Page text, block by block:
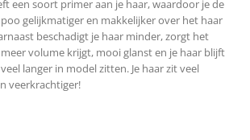
een soort primer aan je haar, waardoor je de
gelijkmatiger en makkelijker over het haar
beschadigt je haar minder, zorgt het
volume krijgt, mooi glanst en je haar blijft
langer in model zitten. Je haar zit veel
veerkrachtiger!